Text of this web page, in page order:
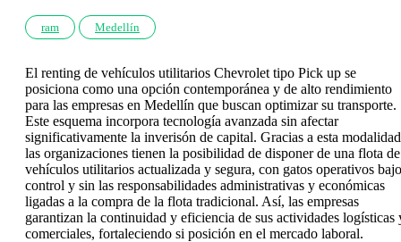
ram Medellín
El renting de vehículos utilitarios Chevrolet tipo Pick up se
posiciona como una opción contemporánea y de alto rendimiento
para las empresas en Medellín que buscan optimizar su transporte.
Este esquema incorpora tecnología avanzada sin afectar
significativamente la inverisón de capital. Gracias a esta
las organizaciones tienen la posibilidad de disponer de una flota de
vehículos utilitarios actualizada y segura, con gatos operativos bajo
control y sin las responsabilidades administrativas y económicas
ligadas a la compra de la flota tradicional. Así, las empresas
garantizan la continuidad y eficiencia de sus actividades logísticas
comerciales, fortaleciendo si posición en el mercado laboral.